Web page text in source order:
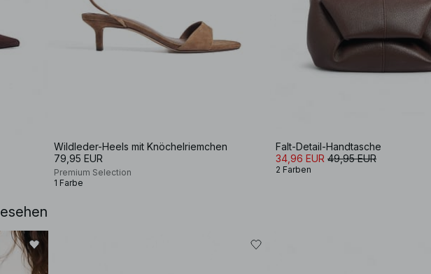
Wildleder-Heels mit Knöchelriemchen
79,95 EUR
Premium Selection
1 Farbe
Falt-Detail-Handtasche
34,96 EUR 49,95 EUR
2 Farben